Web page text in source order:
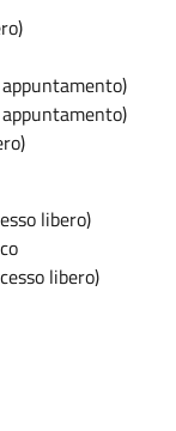
libero)
libero)